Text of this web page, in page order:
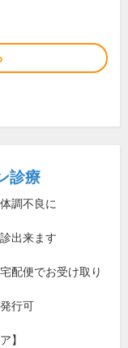
診療
調不良に
出来ます
配便でお受け取り
行可
】